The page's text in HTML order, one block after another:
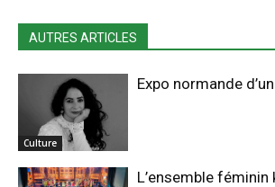
AUTRES ARTICLES
Culture
Expo normande
L’ensemble féminin